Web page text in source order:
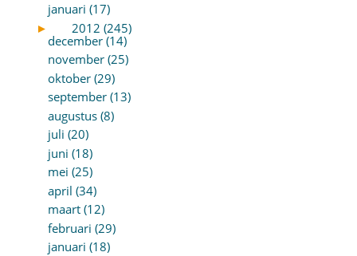
januari (17)
►
2012 (245)
december (14)
november (25)
oktober (29)
september (13)
augustus (8)
juli (20)
juni (18)
mei (25)
april (34)
maart (12)
februari (29)
januari (18)